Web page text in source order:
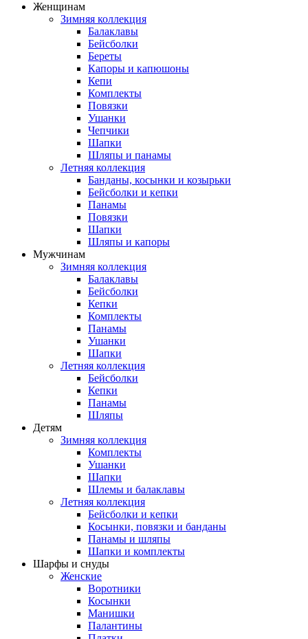
Женщинам
Зимняя коллекция
Балаклавы
Бейсболки
Береты
Капоры и капюшоны
Кепи
Комплекты
Повязки
Ушанки
Чепчики
Шапки
Шляпы и панамы
Летняя коллекция
Банданы, косынки и козырьки
Бейсболки и кепки
Панамы
Повязки
Шапки
Шляпы и капоры
Мужчинам
Зимняя коллекция
Балаклавы
Бейсболки
Кепки
Комплекты
Панамы
Ушанки
Шапки
Летняя коллекция
Бейсболки
Кепки
Панамы
Шляпы
Детям
Зимняя коллекция
Комплекты
Ушанки
Шапки
Шлемы и балаклавы
Летняя коллекция
Бейсболки и кепки
Косынки, повязки и банданы
Панамы и шляпы
Шапки и комплекты
Шарфы и снуды
Женские
Воротники
Косынки
Манишки
Палантины